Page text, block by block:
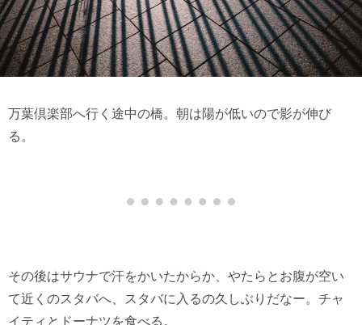
万葉倶楽部へ行く途中の橋。朝は陽が低いので影が伸び
る。
その後はサウナで汗をかいたからか、やたらとお腹が空い
て近くのスタバへ、スタバに入るの久しぶりだなー。チャ
イティとドーナツを食べる。